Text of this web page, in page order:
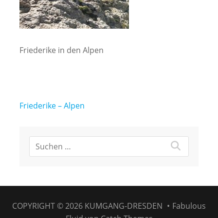
Friederike in den Alpen
Beitragsnavigation
Friederike – Alpen
COPYRIGHT © 2026 KUMGANG-DRESDEN • Fabulous